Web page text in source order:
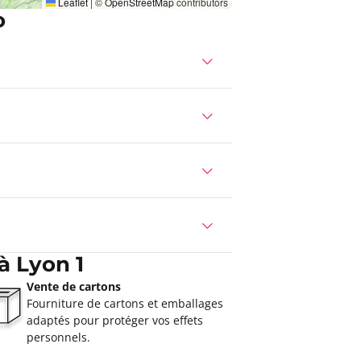
Lyon 1
Vente de cartons
Fourniture de cartons et emballages
adaptés pour protéger vos effets
personnels.